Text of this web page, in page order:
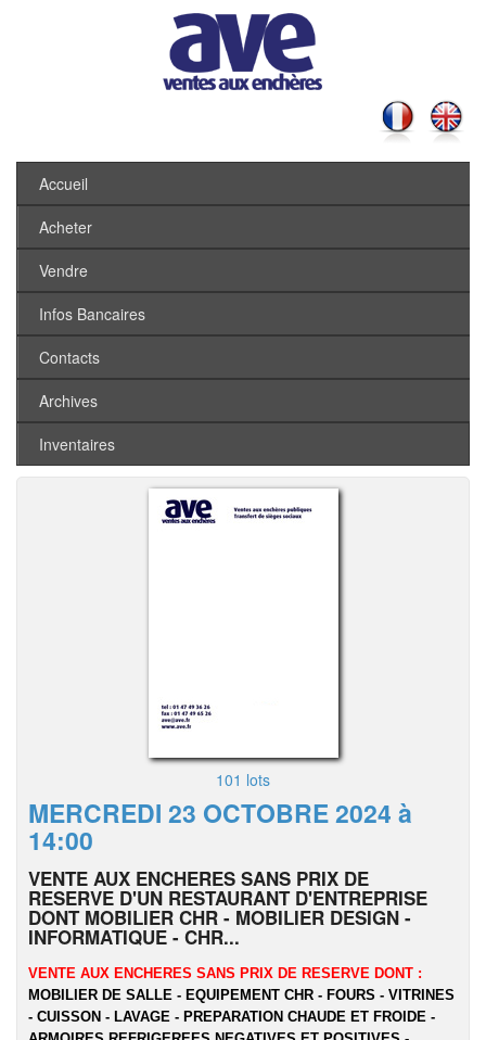
Accueil
Acheter
Vendre
Infos Bancaires
Contacts
Archives
Inventaires
101 lots
MERCREDI 23 OCTOBRE 2024 à
14:00
VENTE AUX ENCHERES SANS PRIX DE
RESERVE D'UN RESTAURANT D'ENTREPRISE
DONT MOBILIER CHR - MOBILIER DESIGN -
INFORMATIQUE - CHR...
VENTE AUX ENCHERES SANS PRIX DE RESERVE DONT :
MOBILIER DE SALLE - EQUIPEMENT CHR - FOURS - VITRINES
- CUISSON - LAVAGE - PREPARATION CHAUDE ET FROIDE -